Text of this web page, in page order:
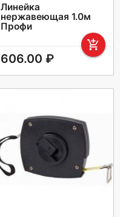
Линейка
нержавеющая 1.0м
Профи
add_shopping_cart
606.00 ₽